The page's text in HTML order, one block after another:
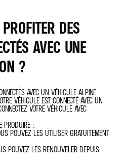
DES
AVEC UNE
?
AVEC UN VÉHICULE ALPINE
VÉHICULE EST CONNECTÉ AVEC UN
VOTRE VÉHICULE AVEC
PRODUIRE :
POUVEZ LES UTILISER GRATUITEMENT
POUVEZ LES RENOUVELER DEPUIS